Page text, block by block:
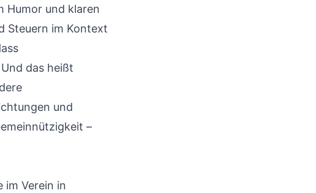
Humor und klaren
Steuern im Kontext
das heißt
und
–
im Verein in